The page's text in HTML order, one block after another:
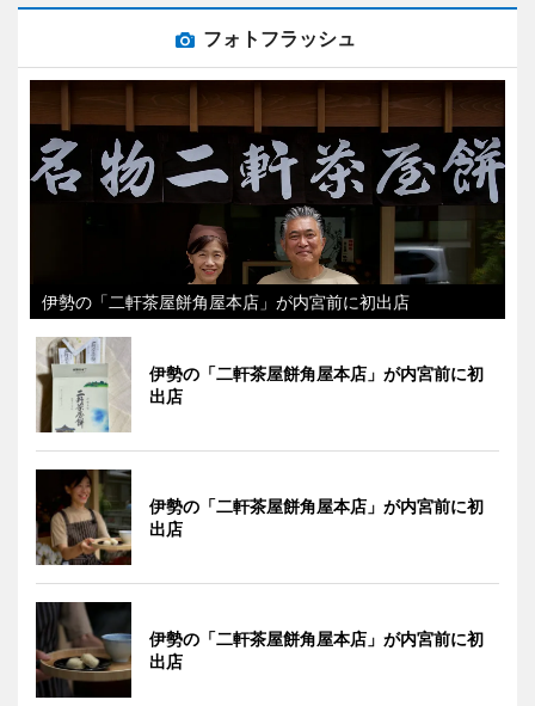
フォトフラッシュ
伊勢の「二軒茶屋餅角屋本店」が内宮前に初出店
伊勢の「二軒茶屋餅角屋本店」が内宮前に初
出店
伊勢の「二軒茶屋餅角屋本店」が内宮前に初
出店
伊勢の「二軒茶屋餅角屋本店」が内宮前に初
出店